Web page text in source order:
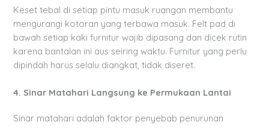
Keset tebal di setiap pintu masuk ruangan membantu
mengurangi kotoran yang terbawa masuk. Felt pad di
bawah setiap kaki furnitur wajib dipasang dan dicek rutin
karena bantalan ini aus seiring waktu. Furnitur yang perlu
dipindah harus selalu diangkat, tidak diseret.
4. Sinar Matahari Langsung ke Permukaan Lantai
Sinar matahari adalah faktor penyebab penurunan